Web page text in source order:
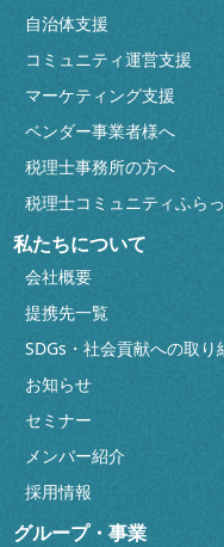
自治体支援
コミュニティ運営支援
マーケティング支援
ベンダー事業者様へ
税理士事務所の方へ
税理士コミュニティふら
私たちについて
会社概要
提携先一覧
SDGs・社会貢献への取り
お知らせ
セミナー
メンバー紹介
採用情報
グループ・事業